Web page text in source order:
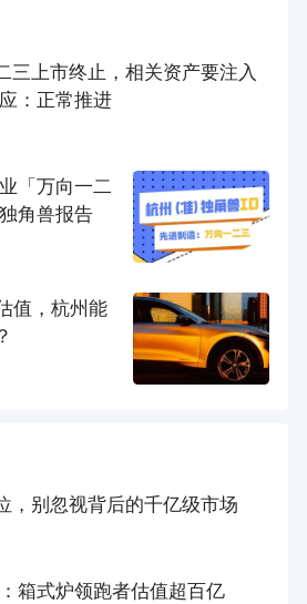
三上市终止，相关资产要注入
：正常推进
「万向一二
角兽报告
值，杭州能
，别忽视背后的千亿级市场
箱式炉领跑者估值超百亿